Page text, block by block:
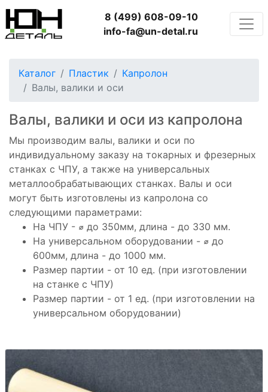
8 (499) 608-09-10
info-fa@un-detal.ru
Каталог Пластик
Капролон
Валы, валики и оси
Валы, валики и оси из капролона
Мы производим валы, валики и оси по
индивидуальному заказу на токарных и фрезерных
станках с ЧПУ, а также на универсальных
металлообрабатывающих станках. Валы и оси
могут быть изготовлены из капролона со
следующими параметрами:
На ЧПУ - ⌀ до 350мм, длина - до 330 мм.
На универсальном оборудовании - ⌀ до
600мм, длина - до 1000 мм.
Размер партии - от 10 ед. (при изготовлении
на станке с ЧПУ)
Размер партии - от 1 ед. (при изготовлении на
универсальном оборудовании)